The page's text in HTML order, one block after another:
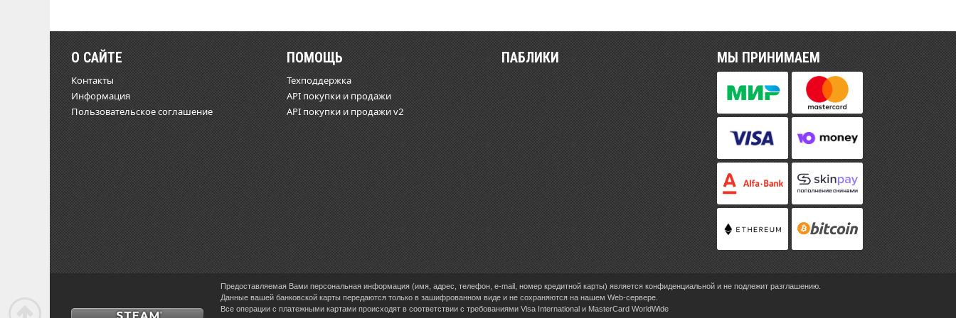
О САЙТЕ
Контакты
Информация
Пользовательское соглашение
ПОМОЩЬ
Техподдержка
API покупки и продажи
API покупки и продажи v2
ПАБЛИКИ МЫ ПРИНИМАЕМ
Предоставляемая Вами персональная информация (имя, адрес, телефон, e-mail, номер кредитной карты) является конфиденциальной и не подлежит разглашению.
Данные вашей банковской карты передаются только в зашифрованном виде и не сохраняются на нашем Web-сервере.
Все операции с платежными картами происходят в соответствии с требованиями Visa International и MasterCard WorldWide